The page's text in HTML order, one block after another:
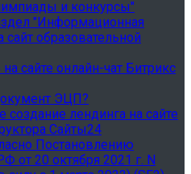
и конкурсы"
"Информационная
сайт образовательной
сайте онлайн-чат Битрикс
ЭЦП?
создание лендинга на сайте
Сайты24
Постановлению
от 20 октября 2021 г. N